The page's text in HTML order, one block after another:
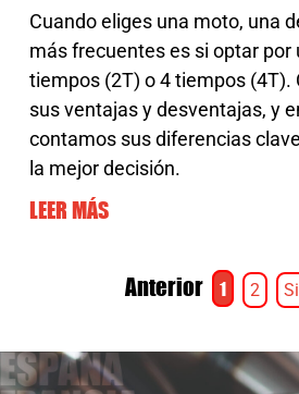
Cuando eliges una moto, una
más frecuentes es si optar por
tiempos (2T) o 4 tiempos (4T).
sus ventajas y desventajas, y
contamos sus diferencias
la mejor decisión.
LEER MÁS
Anterior 1 2